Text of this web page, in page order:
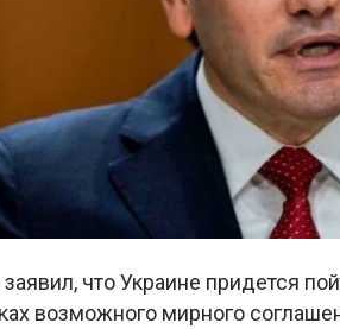
что Украине придется
возможного мирного